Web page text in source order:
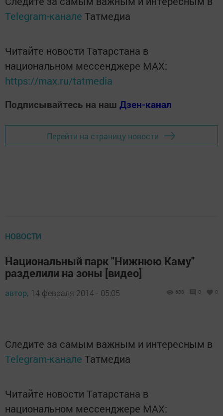
Telegram-канале Татмедиа
Читайте новости Татарстана в
национальном мессенджере MАХ:
https://max.ru/tatmedia
Подписывайтесь на наш Дзен-канал
Перейти на страницу новости
НОВОСТИ
Национальный парк "Нижнюю Каму"
разделили на зоны [видео]
автор, 14 февраля 2014 - 05:05 688 0 0
Следите за самым важным и интересным в
Telegram-канале Татмедиа
Читайте новости Татарстана в
национальном мессенджере MАХ: